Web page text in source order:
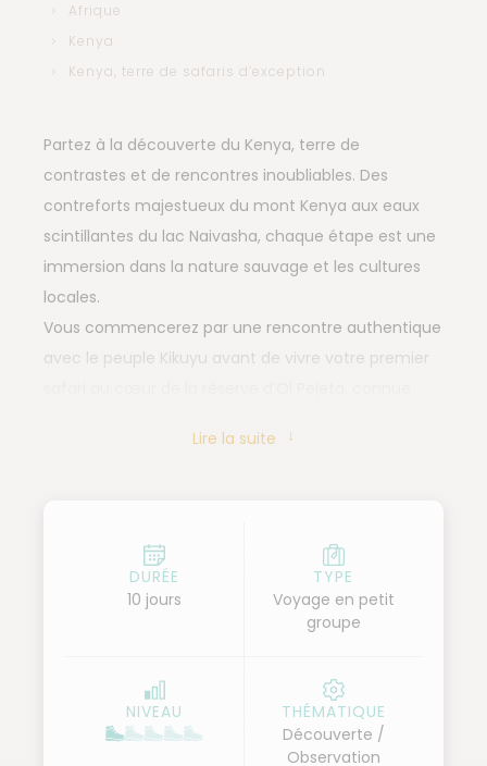
Afrique
Kenya
Kenya, terre de safaris d’exception
Partez à la découverte du Kenya, terre de
contrastes et de rencontres inoubliables. Des
contreforts majestueux du mont Kenya aux eaux
scintillantes du lac Naivasha, chaque étape est une
immersion dans la nature sauvage et les cultures
locales.
Vous commencerez par une rencontre authentique
avec le peuple Kikuyu avant de vivre votre premier
au sud, une balade en bateau sur le lac Naivasha
Votre voyage se poursuit dans la région de Loita, où
vous partagerez un moment unique avec les fiers
guerriers massaïs, entre traditions et vie pastorale.
Enfin, cap sur l’incontournable Masai Mara, royaume
d’herbivores. Deux journées complètes de safaris
vous permettront d’explorer ses plaines infinies et
de vibrer au rythme de la savane.
Lire la suite
DURÉE
10 jours
TYPE
Voyage en petit
groupe
NIVEAU
THÉMATIQUE
Découverte /
Observation